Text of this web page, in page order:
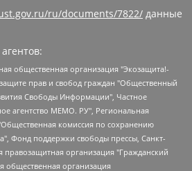
ru/documents/7822/ данные
в Риге, Латвийская Республика (дата регистрации 26.06.2015), являющееся администратором доменного имени интернет-издания "The Insider SIA", https://theins.ru, Постернак Алексей Евгеньевич, Рубин Михаил Аркадьевич, Анин Роман Александрович, Юридическое лицо Istories fonds, зарегистрированное в Латвийской Республике (регистрационный номер 50008295751, дата регистрации 24.02.2020), Великовский Дмитрий Александрович, Долинина Ирина Николаевна, Мароховская Алеся Алексеевна, Шлейнов Роман Юрьевич, Шмагун Олеся Валентиновна, Общество с ограниченной ответственностью "Альтаир 2021", Общество с ограниченной ответственностью "Вега 2021", Общество с ограниченной ответственностью "Главный редактор 2021", Общество с ограниченной ответственностью "Ромашки монолит", Важенков Артем Валерьевич, Ивановская областная общественная организация "Центр гендерных исследований", Гурман Юрий Альбертович, Медиапроект "ОВД-Инфо", Егоров Владимир Владимирович, Жилинский Владимир Александрович, Общество с ограниченной ответственностью "ЗП", Иванова София Юрьевна, Карезина Инна Павловна, Кильтау Екатерина Викторовна, Петров Алексей Викторович, Пискунов Сергей Евгеньевич, Смирнов Сергей Сергеевич, Тихонов Михаил Сергеевич, Общество с ограниченной ответственностью "ЖУРНАЛИСТ-ИНОСТРАННЫЙ АГЕНТ", Арапова Галина Юрьевна, Вольтская Татьяна Анатольевна, Американская компания "Mason G.E.S. Anonymous Foundation" (США), являющаяся владельцем интернет-издания https://mnews.world/, Компания "Stichting Bellingcat", зарегистрированная в Нидерландах (дата регистрации 11.07.2018), Захаров Андрей Вячеславович, Клепиковская Екатерина Дмитриевна, Общество с ограниченной ответственностью "МЕМО", Перл Роман Александрович, Симонов Евгений Алексеевич, Соловьева Елена Анатольевна, Сотников Даниил Владимирович, Сурначева Елизавета Дмитриевна, Автономная некоммерческая организация по защите прав человека и информированию населения "Якутия – Наше Мнение", Общество с ограниченной ответственностью "Москоу диджитал медиа", с 26.01.2023 Общество с ограниченной ответственностью "Чайка Белые сады", Ветошкина Валерия Валерьевна, Заговора Максим Александрович, Межрегиональное общественное движение "Российская ЛГБТ - сеть", Оленичев Максим Владимирович, Павлов Иван Юрьевич, Скворцова Елена Сергеевна, Общество с ограниченной ответственностью "Как бы инагент", Кочетков Игорь Викторович, Общество с ограниченной ответственностью "Честные выборы", Еланчик Олег Александрович, Общество с ограниченной ответственностью "Нобелевский призыв", Гималова Регина Эмилевна, Григорьев Андрей Валерьевич, Григорьева Алина Александровна, Ассоциация по содействию защите прав призывников, альтернативнослужащих и военнослужащих "Правозащитная группа "Гражданин.Армия.Право", Хисамова Регина Фаритовна, Автономная некоммерческая организация по реализации социально-правовых программ "Лилит", Дальневосточное общественное движение "Маяк", Санкт-Петербургская ЛГБТ-инициативная группа "Выход", Инициативная группа ЛГБТ+ "Реверс", Алексеев Андрей Викторович, Бекбулатова Таисия Львовна, Беляев Иван Михайлович, Владыкина Елена Сергеевна, Гельман Марат Александрович, Никульшина Вероника Юрьевна, Толоконникова Надежда Андреевна, Шендерович Виктор Анатольевич, Общество с ограниченной ответственностью "Данное сообщение", Общество с ограниченной ответственностью Издательский дом "Новая глава", Айнбиндер Александра Александровна, Московский комьюнити-центр для ЛГБТ+инициатив, Благотворительный фонд развития филантропии, Deutsche Welle (Германия, Kurt-Schumacher-Strasse 3, 53113 Bonn), Борзунова Мария Михайловна, Воробьев Виктор Викторович, Голубева Анна Львовна, Константинова Алла Михайловна, Малкова Ирина Владимировна, Мурадов Мурад Абдулгалимович, Осетинская Елизавета Николаевна, Понасенков Евгений Николаевич, Ганапольский Матвей Юрьевич, Киселев Евгений Алексеевич, Борухович Ирина Григорьевна, Дремин Иван Тимофеевич, Дубровский Дмитрий Викторович, Красноярская региональная общественная организация поддержки и развития альтернативных образовательных технологий и межкультурных коммуникаций "ИНТЕРРА", Маяковская Екатерина Алексеевна, Фейгин Марк Захарович, Филимонов Андрей Викторович, Дзугкоева Регина Николаевна, Доброхотов Роман Александрович, Дудь Юрий Александрович, Елкин Сергей Владимирович, Кругликов Кирилл Игоревич, Сабунаева Мария Леонидовна, Семенов Алексей Владимирович, Шаинян Карен Багратович, Шульман Екатерина Михайловна, Асафьев Артур Валерьевич, Вахштайн Виктор Семенович, Венедиктов Алексей Алексеевич, Лушникова Екатерина Евгеньевна, Волков Леонид Михайлович, Невзоров Александр Глебович, Пархоменко Сергей Борисович, Сироткин Ярослав Николаевич, Кара-Мурза Владимир Владимирович, Баранова Наталья Владимировна, Гозман Леонид Яковлевич, Кагарлицкий Борис Юльевич, Климарев Михаил Валерьевич, Милов Владимир Станиславович, Автономная некоммерческая организация Краснодарский центр современного искусства "Типография", Моргенштерн Алишер Тагирович, Соболь Любовь Эдуардовна, Общество с ограниченной ответственностью "ЛИЗА НОРМ", Каспаров Гарри Кимович, Ходорковский Михаил Борисович, Общество с ограниченной ответственностью "Апрельские тезисы", Данилович Ирина Брониславовна, Кашин Олег Владимирович, Петров Николай Владимирович, Пивоваров Алексей Владимирович, Соколов Михаил Владимирович, Цветкова Юлия Владимировна, Чичваркин Евгений Александрович, Комитет против пыток/Команда против пыток, Общество с ограниченной ответственностью "Первый научный", Общество с ограниченной ответственностью "Вертолет и ко", Белоцерковская Вероника Борисовна, Кац Максим Евгеньевич, Лазарева Татьяна Юрьевна, Шаведдинов Руслан Табризович, Яшин Илья Валерьевич, Общество с ограниченной ответственностью "Иноагент ААВ", Алешковский Дмитрий Петрович, Альбац Евгения Марковна, Быков Дмитрий Львович, Галямина Юлия Евгеньевна, Лойко Сергей Леонидович, Мартынов Кирилл Константинович, Медведев Сергей Александрович, Крашенинников Федор Геннадиевич, Гордеева Катерина Вл